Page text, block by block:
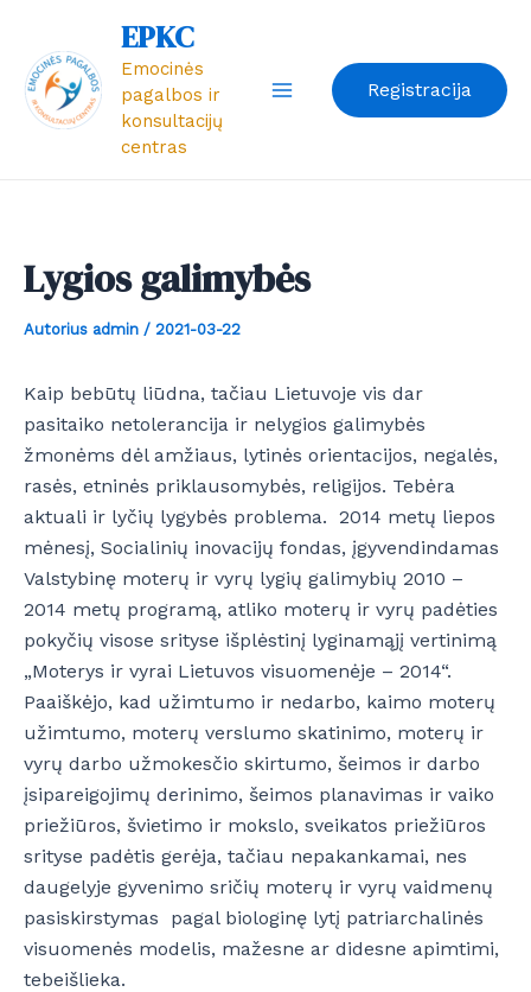
turinio
EPKC
Emocinės
pagalbos ir
konsultacijų
centras
Menu
Registracija
Lygios galimybės
Autorius admin / 2021-03-22
Kaip bebūtų liūdna, tačiau Lietuvoje vis dar
pasitaiko netolerancija ir nelygios galimybės
žmonėms dėl amžiaus, lytinės orientacijos, negalės,
rasės, etninės priklausomybės, religijos. Tebėra
aktuali ir lyčių lygybės problema. 2014 metų liepos
mėnesį, Socialinių inovacijų fondas, įgyvendindamas
Valstybinę moterų ir vyrų lygių galimybių 2010 –
2014 metų programą, atliko moterų ir vyrų padėties
pokyčių visose srityse išplėstinį lyginamąjį vertinimą
„Moterys ir vyrai Lietuvos visuomenėje – 2014“.
Paaiškėjo, kad užimtumo ir nedarbo, kaimo moterų
užimtumo, moterų verslumo skatinimo, moterų ir
vyrų darbo užmokesčio skirtumo, šeimos ir darbo
įsipareigojimų derinimo, šeimos planavimas ir vaiko
priežiūros, švietimo ir mokslo, sveikatos priežiūros
srityse padėtis gerėja, tačiau nepakankamai, nes
daugelyje gyvenimo sričių moterų ir vyrų vaidmenų
pasiskirstymas pagal biologinę lytį patriarchalinės
visuomenės modelis, mažesne ar didesne apimtimi,
tebeišlieka.